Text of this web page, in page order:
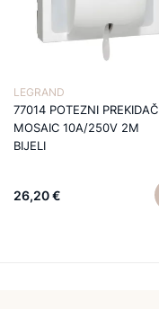
LEGRAND
77014 POTEZNI PREKIDAČ
MOSAIC 10A/250V 2M
BIJELI
26,20 €